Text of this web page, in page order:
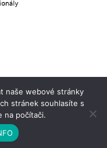
Můj účet
naše webové stránky
stránek souhlasíte s
na počítači.